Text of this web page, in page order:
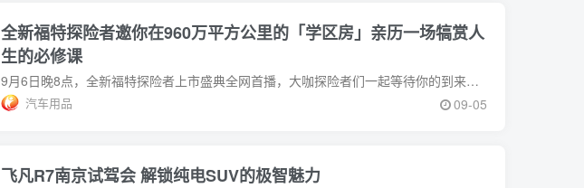
全新福特探险者邀你在960万平方公里的「学区房」亲历一场犒赏人
生的必修课
9月6日晚8点，全新福特探险者上市盛典全网首播，大咖探险者们一起等待你的到来！历经30年六代，全新福特探险者硬核不改，豪华进阶，搭载纵置后驱豪华SUV平台，采用
汽车用品 09-05
飞凡R7南京试驾会 解锁纯电SUV的极智魅力